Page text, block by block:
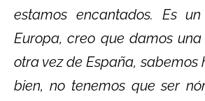
estamos encantados. Es
Europa, creo que damos
otra vez de España, sabemos
bien, no tenemos que ser